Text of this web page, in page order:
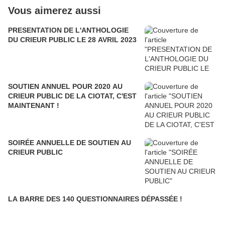
Vous aimerez aussi
PRESENTATION DE L'ANTHOLOGIE
DU CRIEUR PUBLIC LE 28 AVRIL 2023
SOUTIEN ANNUEL POUR 2020 AU
CRIEUR PUBLIC DE LA CIOTAT, C'EST
MAINTENANT !
SOIRÉE ANNUELLE DE SOUTIEN AU
CRIEUR PUBLIC
LA BARRE DES 140 QUESTIONNAIRES DÉPASSÉE !